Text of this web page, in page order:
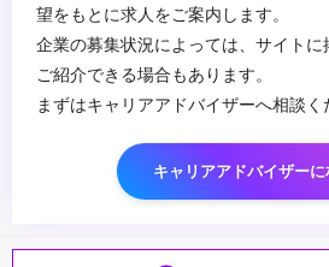
・ビジネス視点で「数字」や「成果」に
・自分のスキルを広げて、市場価値を高
望をもとに求人をご案内します。
企業の募集状況によっては、サイト
ご紹介できる場合もあります。
まずはキャリアアドバイザーへ相談く
キャリアアドバイザー